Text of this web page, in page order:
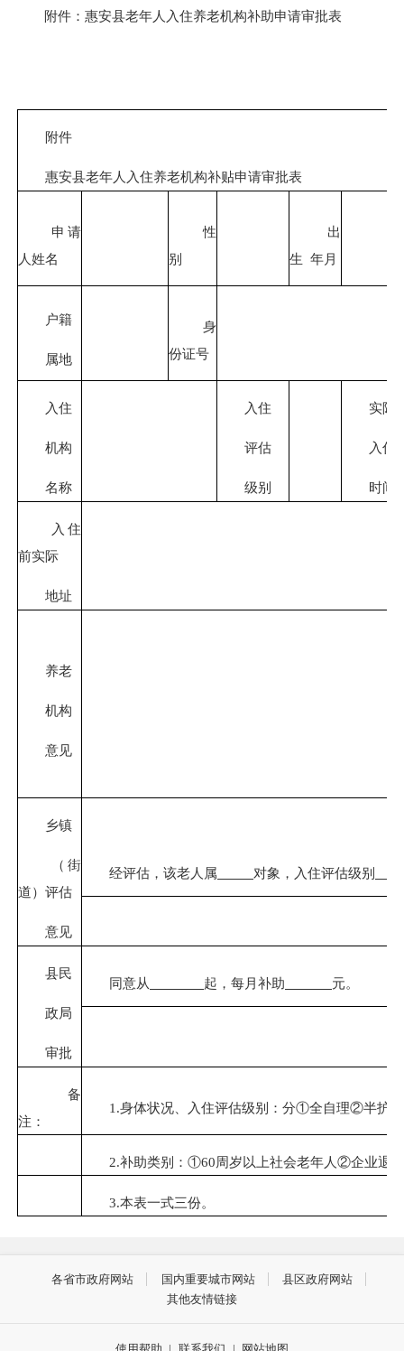
附件：惠安县老年人入住养老机构补助申请审批表
附件
惠安县老年人入住养老机构补贴申请审批表
申请
人姓名
性
别
出
生 年月
户籍
属地
身
份证号
入住
机构
名称
入住
评估
级别
实际
入住
时间
入住
前实际
地址
养老
机构
意见
乡镇
（街
道）评估
意见
经评估，该老人属 对象，入住评估级别
县民
政局
审批
同意从 起，每月补助 元。
备
注：
1.身体状况、入住评估级别：分①全自理②半护
2.补助类别：①60周岁以上社会老年人②企业退
3.本表一式三份。
各省市政府网站 国内重要城市网站
县区政府网站
其他友情链接